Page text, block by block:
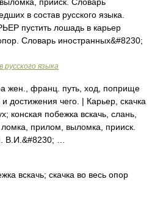
в состав русского языка.
пустить лошадь в карьер
Словарь иностранных&#8230;
языка
жен., франц. путь, ход, поприще
достижения чего. | Карьер, скачка
конская побежка вскачь, слань,
прилом, выломка, прииск.
В.И.&#8230; …
вскачь; скачка во весь опор